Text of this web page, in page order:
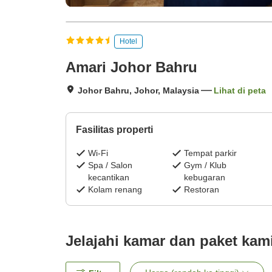
Hotel
Amari Johor Bahru
Johor Bahru, Johor, Malaysia Lihat di peta
Fasilitas properti
Wi-Fi
Tempat parkir
Spa / Salon
kecantikan
Gym / Klub
kebugaran
Kolam renang
Restoran
Jelajahi kamar dan paket